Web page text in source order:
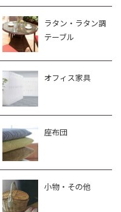
ラタン・ラタン調
テーブル
オフィス家具
座布団
小物・その他